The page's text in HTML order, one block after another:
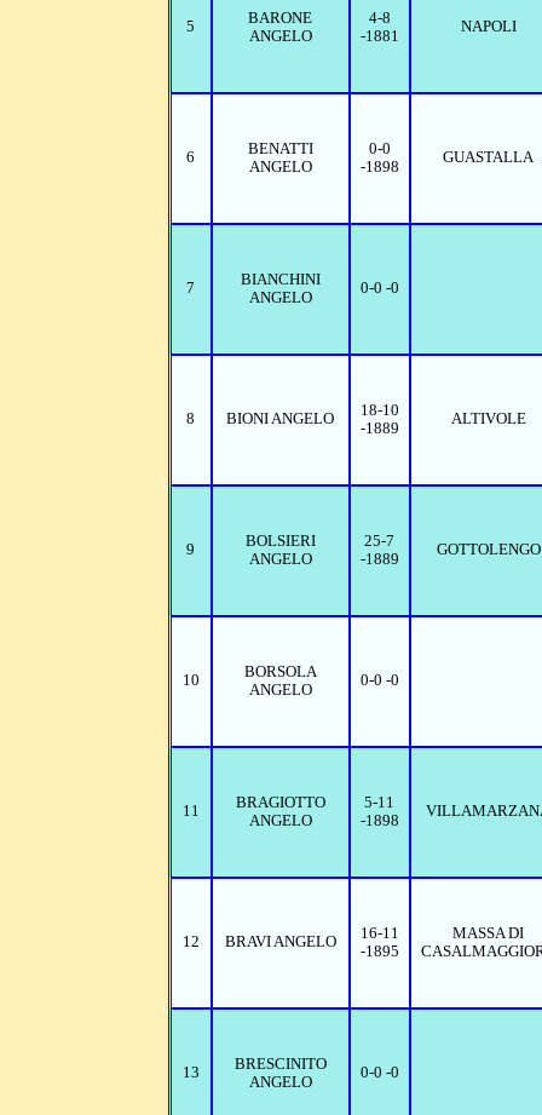
5
BARONE
ANGELO
4-8
-1881
NAPOLI
6
BENATTI
ANGELO
0-0
-1898
GUASTALLA
7
BIANCHINI
ANGELO
0-0 -0
8 BIONI ANGELO
18-10
-1889
ALTIVOLE
9
BOLSIERI
ANGELO
25-7
-1889
GOTTOLENGO
10
BORSOLA
ANGELO
0-0 -0
11
BRAGIOTTO
ANGELO
5-11
-1898
12 BRAVI ANGELO
16-11
-1895
MASSA DI
13
BRESCINITO
ANGELO
0-0 -0